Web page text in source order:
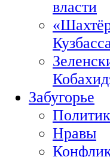
власти
Забугорье
Нравы